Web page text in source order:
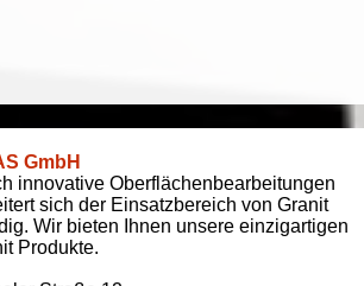
GmbH
innovative Oberflächenbearbeitungen
sich der Einsatzbereich von Granit
Wir bieten Ihnen unsere einzigartigen
Produkte.